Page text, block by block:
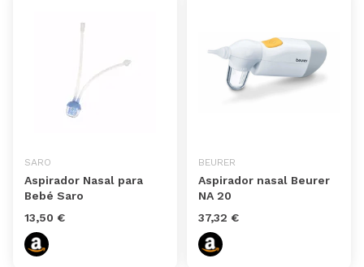
SARO
Aspirador Nasal para
Bebé Saro
13,50 €
BEURER
Aspirador nasal Beurer
NA 20
37,32 €